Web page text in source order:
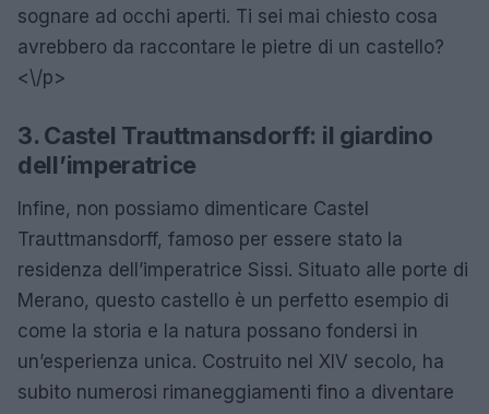
sognare ad occhi aperti. Ti sei mai chiesto cosa
avrebbero da raccontare le pietre di un castello?
<\/p>
3. Castel Trauttmansdorff: il giardino
dell’imperatrice
Infine, non possiamo dimenticare Castel
Trauttmansdorff, famoso per essere stato la
residenza dell’imperatrice Sissi. Situato alle porte di
Merano, questo castello è un perfetto esempio di
come la storia e la natura possano fondersi in
un’esperienza unica. Costruito nel XIV secolo, ha
subito numerosi rimaneggiamenti fino a diventare